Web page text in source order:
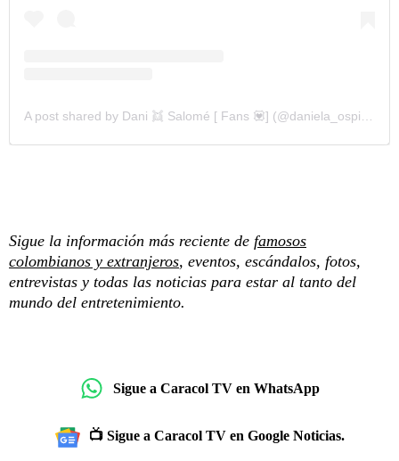
Sigue la información más reciente de famosos
colombianos y extranjeros, eventos, escándalos, fotos,
entrevistas y todas las noticias para estar al tanto del
mundo del entretenimiento.
Sigue a Caracol TV en WhatsApp
📺 Sigue a Caracol TV en Google Noticias.